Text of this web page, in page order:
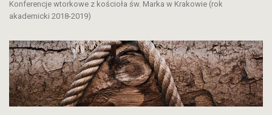
Konferencje wtorkowe z kościoła św. Marka w Krakowie (rok
akademicki 2018-2019)